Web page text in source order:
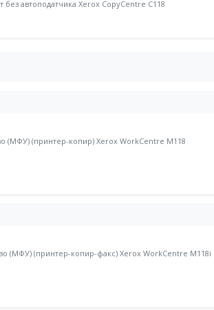
автоподатчика Xerox CopyCentre C118
(МФУ) (принтер-копир) Xerox WorkCentre M118
(МФУ) (принтер-копир-факс) Xerox WorkCentre M118i